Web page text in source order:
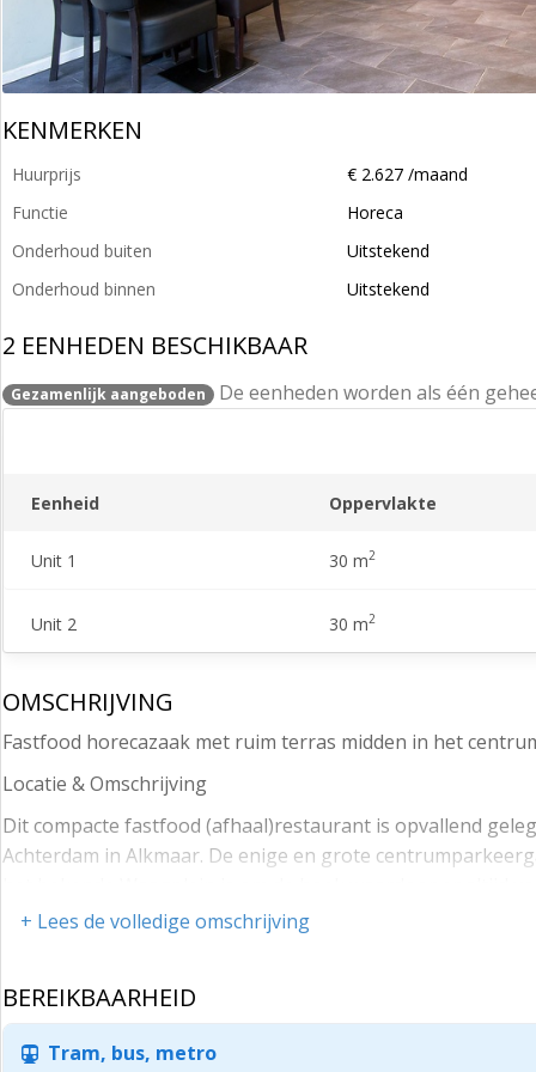
KENMERKEN
Huurprijs
€ 2.627 /maand
Functie
Horeca
Onderhoud buiten
Uitstekend
Onderhoud binnen
Uitstekend
2 EENHEDEN BESCHIKBAAR
Gezamenlijk aangeboden De eenheden worden als één
Eenheid Oppervlakte
Unit 1 30 m2
Unit 2 30 m2
OMSCHRIJVING
Fastfood horecazaak met ruim terras midden in het
Locatie & Omschrijving
Dit compacte fastfood (afhaal)restaurant is opvallend
Achterdam in Alkmaar. De enige en grote
De zaak zelf is erg overzichtelijk ingedeeld met een
Gelijk bij binnenkomst kan men aan het raam plaatsnemen
De zaak heeft een groot terras aan de voorzijde van de
+ Lees de volledige omschrijving
BEREIKBAARHEID
Tram, bus, metro